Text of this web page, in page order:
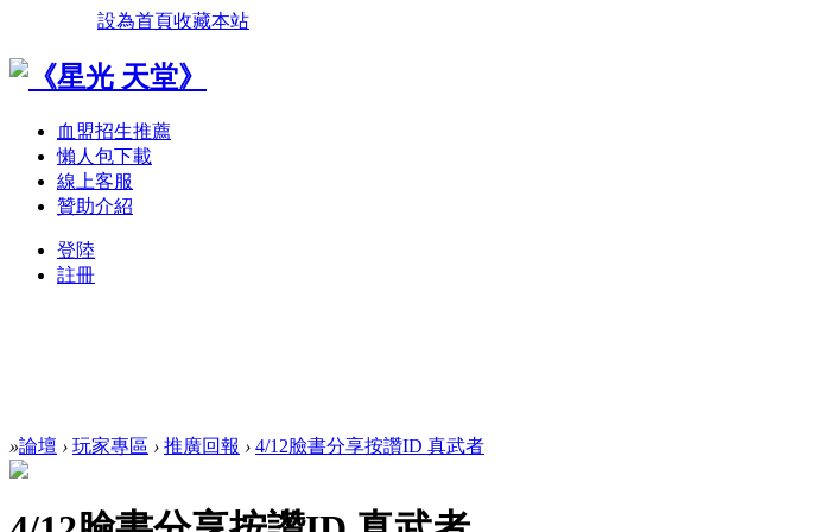
設為首頁收藏本站
血盟招生推薦
懶人包下載
線上客服
贊助介紹
登陸
註冊
»論壇 › 玩家專區 › 推廣回報 › 4/12臉書分享按讚ID 真武者